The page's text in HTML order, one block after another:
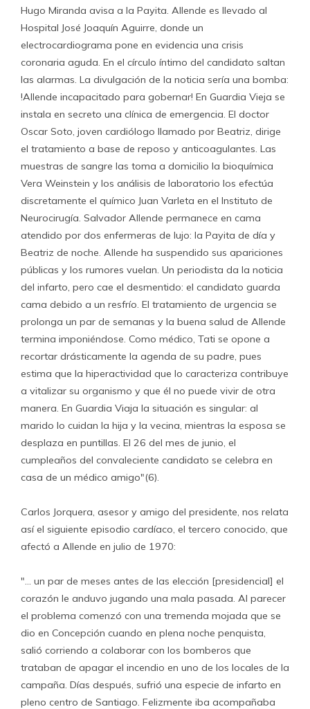
Hugo Miranda avisa a la Payita. Allende es llevado al
Hospital José Joaquín Aguirre, donde un
electrocardiograma pone en evidencia una crisis
coronaria aguda. En el círculo íntimo del candidato saltan
las alarmas. La divulgación de la noticia sería una bomba:
!Allende incapacitado para gobernar! En Guardia Vieja se
instala en secreto una clínica de emergencia. El doctor
Oscar Soto, joven cardiólogo llamado por Beatriz, dirige
el tratamiento a base de reposo y anticoagulantes. Las
muestras de sangre las toma a domicilio la bioquímica
Vera Weinstein y los análisis de laboratorio los efectúa
discretamente el químico Juan Varleta en el Instituto de
Neurocirugía. Salvador Allende permanece en cama
atendido por dos enfermeras de lujo: la Payita de día y
Beatriz de noche. Allende ha suspendido sus apariciones
públicas y los rumores vuelan. Un periodista da la noticia
del infarto, pero cae el desmentido: el candidato guarda
cama debido a un resfrío. El tratamiento de urgencia se
prolonga un par de semanas y la buena salud de Allende
termina imponiéndose. Como médico, Tati se opone a
recortar drásticamente la agenda de su padre, pues
estima que la hiperactividad que lo caracteriza contribuye
a vitalizar su organismo y que él no puede vivir de otra
manera. En Guardia Viaja la situación es singular: al
marido lo cuidan la hija y la vecina, mientras la esposa se
desplaza en puntillas. El 26 del mes de junio, el
cumpleaños del convaleciente candidato se celebra en
casa de un médico amigo"(6).
Carlos Jorquera, asesor y amigo del presidente, nos relata
así el siguiente episodio cardíaco, el tercero conocido, que
afectó a Allende en julio de 1970:
"… un par de meses antes de las elección [presidencial] el
corazón le anduvo jugando una mala pasada. Al parecer
el problema comenzó con una tremenda mojada que se
dio en Concepción cuando en plena noche penquista,
salió corriendo a colaborar con los bomberos que
trataban de apagar el incendio en uno de los locales de la
campaña. Días después, sufrió una especie de infarto en
pleno centro de Santiago. Felizmente iba acompañaba